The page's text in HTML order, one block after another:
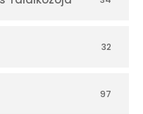
32
97